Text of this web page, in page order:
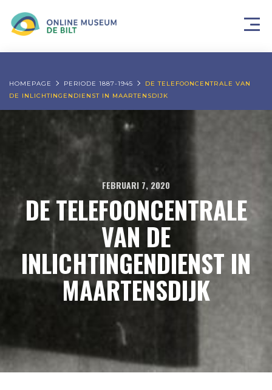
HOMEPAGE PERIODE 1887-1945
DE TELEFOONCENTRALE VAN
DE INLICHTINGENDIENST IN MAARTENSDIJK
FEBRUARI 7, 2020
DE TELEFOONCENTRALE
VAN DE
INLICHTINGENDIENST IN
MAARTENSDIJK